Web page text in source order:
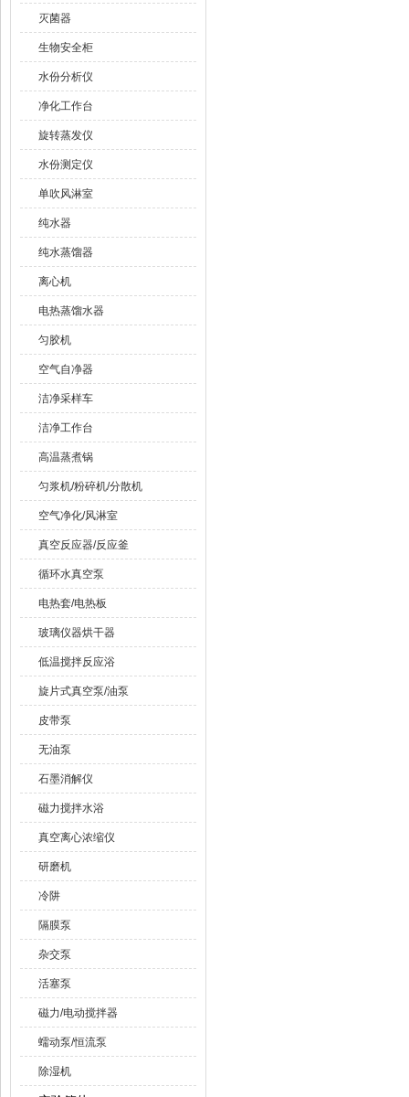
灭菌器
生物安全柜
水份分析仪
净化工作台
旋转蒸发仪
水份测定仪
单吹风淋室
纯水器
纯水蒸馏器
离心机
电热蒸馏水器
匀胶机
空气自净器
洁净采样车
洁净工作台
高温蒸煮锅
匀浆机/粉碎机/分散机
空气净化/风淋室
真空反应器/反应釜
循环水真空泵
电热套/电热板
玻璃仪器烘干器
低温搅拌反应浴
旋片式真空泵/油泵
皮带泵
无油泵
石墨消解仪
磁力搅拌水浴
真空离心浓缩仪
研磨机
冷阱
隔膜泵
杂交泵
活塞泵
磁力/电动搅拌器
蠕动泵/恒流泵
除湿机